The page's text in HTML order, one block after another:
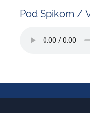
Pod Spikom /